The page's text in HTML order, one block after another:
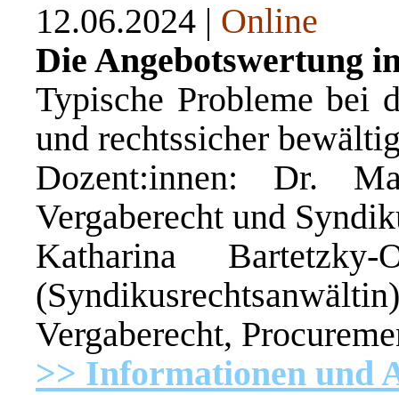
12.06.2024 | Online
Die Angebotswertung
Typische Probleme bei
und rechtssicher
Dozent:innen: Dr.
Vergaberecht und
Katharina Bartetzky-
Vergaberecht,
>> Informationen und